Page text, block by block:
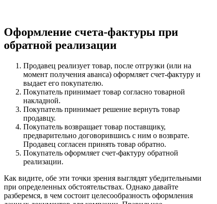
Оформление счета-фактуры при
обратной реализации
Продавец реализует товар, после отгрузки (или на
момент получения аванса) оформляет счет-фактуру и
выдает его покупателю.
Покупатель принимает товар согласно товарной
накладной.
Покупатель принимает решение вернуть товар
продавцу.
Покупатель возвращает товар поставщику,
предварительно договорившись с ним о возврате.
Продавец согласен принять товар обратно.
Покупатель оформляет счет-фактуру обратной
реализации.
Как видите, обе эти точки зрения выглядят убедительными
при определенных обстоятельствах. Однако давайте
разберемся, в чем состоит целесообразность оформления